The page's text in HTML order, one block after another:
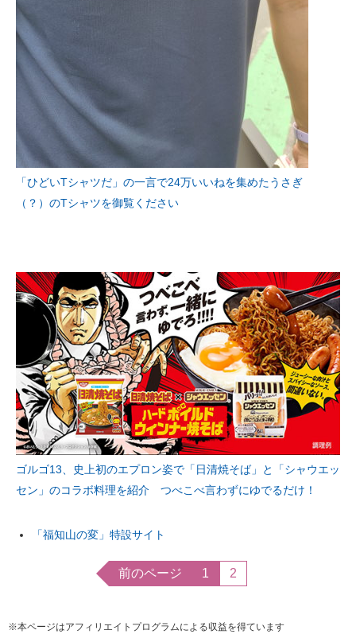
「ひどいTシャツだ」の一言で24万いいねを集めたうさぎ
（？）のTシャツを御覧ください
ゴルゴ13、史上初のエプロン姿で「日清焼そば」と「シャウエッ
セン」のコラボ料理を紹介 つべこべ言わずにゆでるだけ！
「福知山の変」特設サイト
前のページ 1 2
※本ページはアフィリエイトプログラムによる収益を得ています